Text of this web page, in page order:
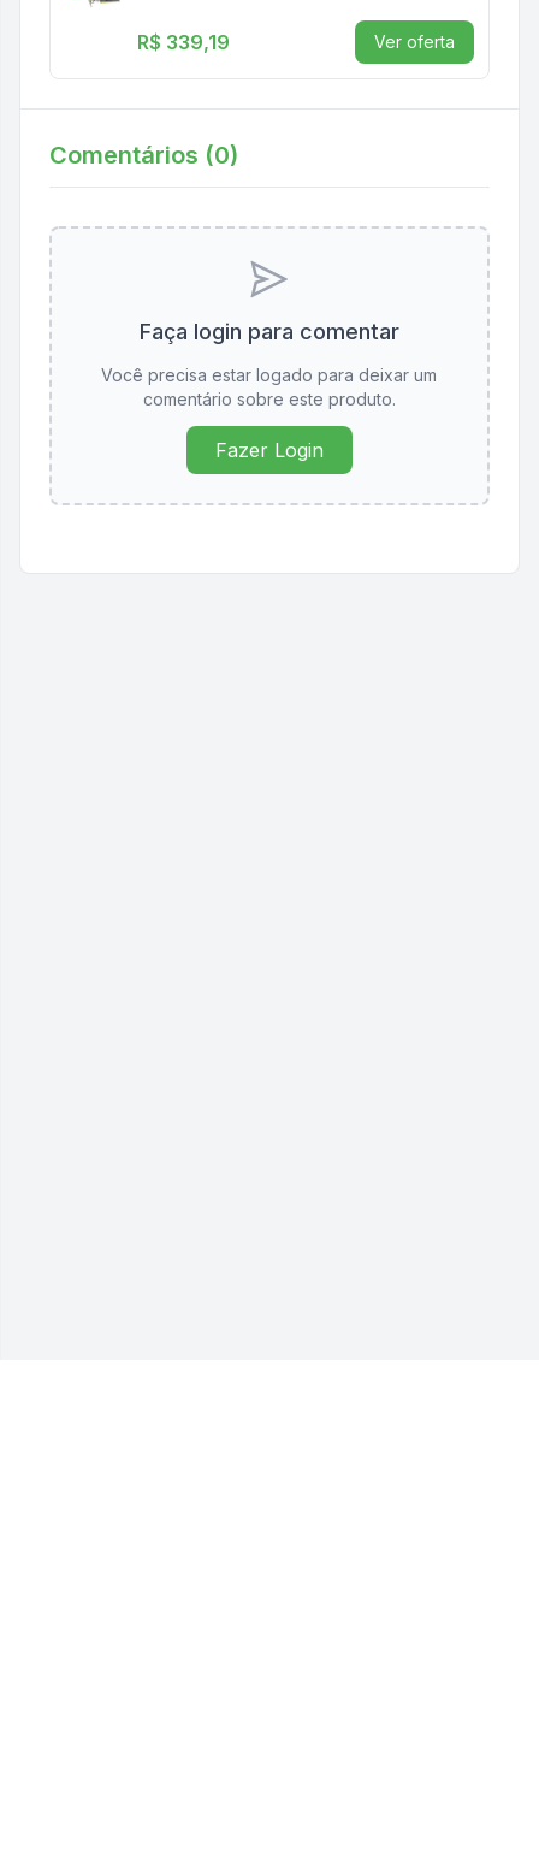
R$ 339,19 Ver oferta
Comentários (0)
Faça login para comentar
Você precisa estar logado para deixar um
comentário sobre este produto.
Fazer Login